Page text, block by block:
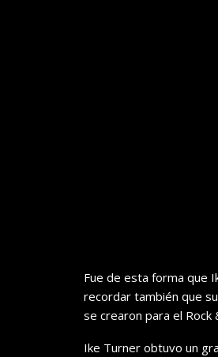
Fue de esta forma que
recordar también que
se crearon para el Rock
Ike Turner obtuvo un